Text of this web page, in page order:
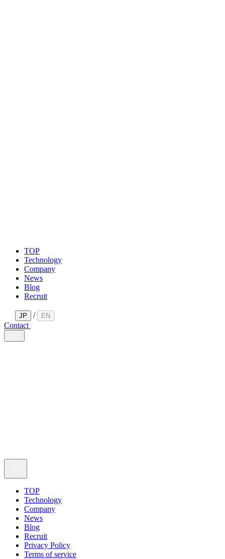
TOP
Technology
Company
News
Blog
Recruit
JP / EN
Contact
TOP
Technology
Company
News
Blog
Recruit
Privacy Policy
Terms of service